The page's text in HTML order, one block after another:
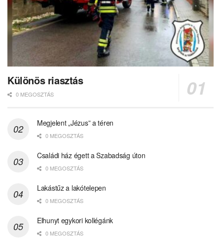
Különös riasztás
0 MEGOSZTÁS
Megjelent „Jézus” a téren
0 MEGOSZTÁS
Családi ház égett a Szabadság úton
0 MEGOSZTÁS
Lakástűz a lakótelepen
0 MEGOSZTÁS
Elhunyt egykori kollégánk
0 MEGOSZTÁS